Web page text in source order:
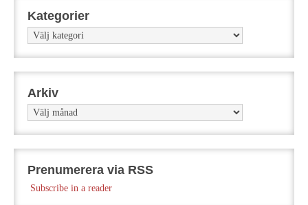
Kategorier
Kategorier
Arkiv
Arkiv
Prenumerera via RSS
Subscribe in a reader